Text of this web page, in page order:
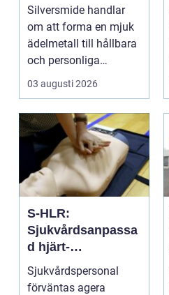
Silversmide handlar
om att forma en mjuk
ädelmetall till hållbara
och personliga
föremål. I grunden ...
03 augusti 2026
S-HLR:
Sjukvårdsanpassa
d hjärt-
lungräddning som
räddar liv
Sjukvårdspersonal
förväntas agera